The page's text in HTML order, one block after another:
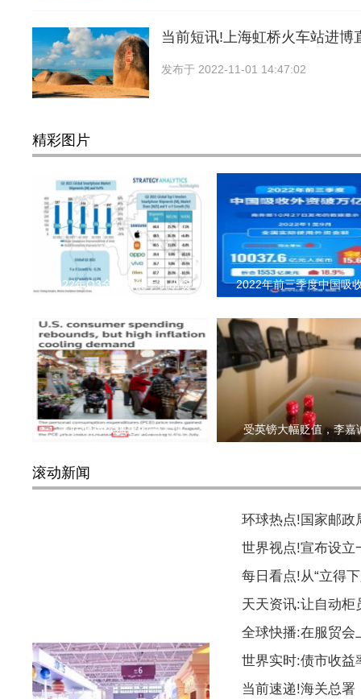
当前短讯!上海虹桥火车站进博
发布于 2022-11-01 14:47:02
精彩图片
2022年Q3全球智能手机出货 2022年前三季度中国吸
美联储持续加息的最大理 受英镑大幅贬值，李嘉
滚动新闻
环球热点!国家邮政
世界视点!宣布设立
每日看点!从“立得
天天资讯:让自动柜
全球快播:在服贸会
世界实时:债市收益
当前速递!海关总署